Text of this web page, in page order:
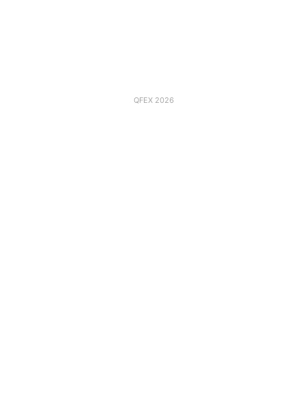
QFEX 2026